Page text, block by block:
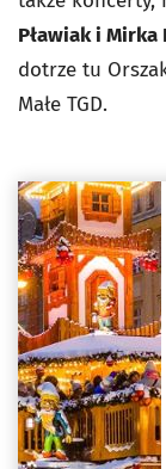
Pławiak i
dotrze tu
Małe TGD.